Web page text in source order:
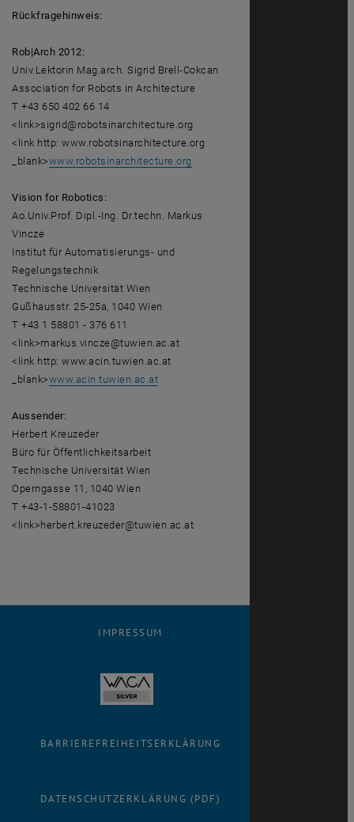
Rückfragehinweis:
Rob|Arch 2012:
Univ.Lektorin Mag.arch. Sigrid Brell-Cokcan
Association for Robots in Architecture
T +43 650 402 66 14
<link>sigrid@robotsinarchitecture.org
<link http: www.robotsinarchitecture.org
_blank>www.robotsinarchitecture.org
Vision for Robotics:
Ao.Univ.Prof. Dipl.-Ing. Dr.techn. Markus
Vincze
Institut für Automatisierungs- und
Regelungstechnik
Technische Universität Wien
Gußhausstr. 25-25a, 1040 Wien
T +43 1 58801 - 376 611
<link>markus.vincze@tuwien.ac.at
<link http: www.acin.tuwien.ac.at
_blank>www.acin.tuwien.ac.at
Aussender:
Herbert Kreuzeder
Büro für Öffentlichkeitsarbeit
Technische Universität Wien
Operngasse 11, 1040 Wien
T +43-1-58801-41023
<link>herbert.kreuzeder@tuwien.ac.at
IMPRESSUM
BARRIEREFREIHEITSERKLÄRUNG
DATENSCHUTZERKLÄRUNG (PDF)